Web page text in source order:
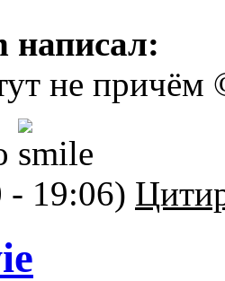
написал:
не причём
- 19:06)